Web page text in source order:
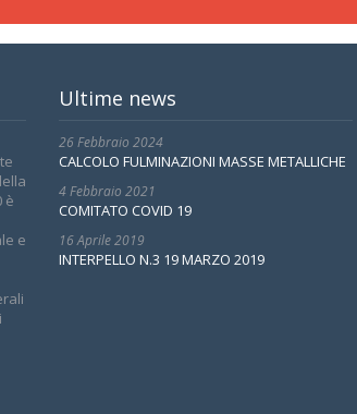
è
e
Ultime news
26 Febbraio 2024
CALCOLO FULMINAZIONI MASSE METALLICHE
4 Febbraio 2021
COMITATO COVID 19
16 Aprile 2019
INTERPELLO N.3 19 MARZO 2019